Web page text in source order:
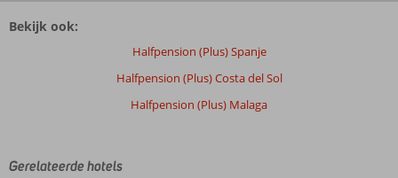
zijn
in
Bekijk ook:
Halfpension (Plus) Spanje
Halfpension (Plus) Costa del Sol
Halfpension (Plus) Malaga
Gerelateerde hotels